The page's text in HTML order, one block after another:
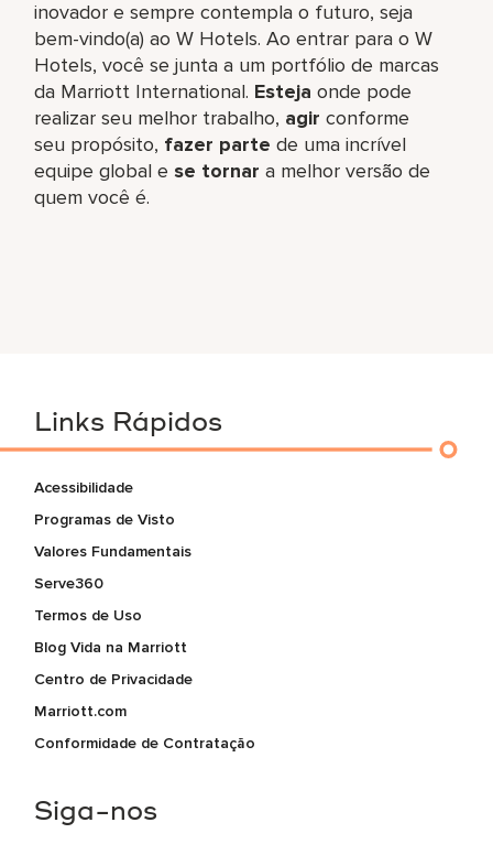
inovador e sempre contempla o futuro, seja
bem-vindo(a) ao W Hotels. Ao entrar para o W
Hotels, você se junta a um portfólio de marcas
da Marriott International. Esteja onde pode
realizar seu melhor trabalho,​ agir conforme
seu propósito, fazer parte de uma incrível
equipe global​ e se tornar a melhor versão de
quem você é.
Links Rápidos
Acessibilidade
Programas de Visto
Valores Fundamentais
Serve360
Termos de Uso
Blog Vida na Marriott
Centro de Privacidade
Marriott.com
Conformidade de Contratação
Siga-nos